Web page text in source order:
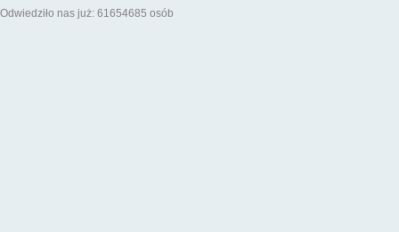
Odwiedziło nas już: 61654685 osób